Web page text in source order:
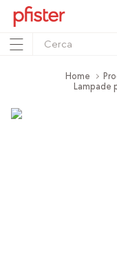
Home
Lampade